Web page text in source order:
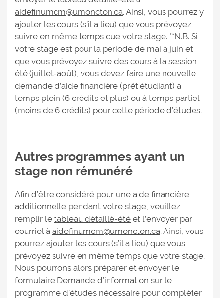
aidefinumcm@umoncton.ca. Ainsi, vous pourrez y
ajouter les cours (s’il a lieu) que vous prévoyez
suivre en même temps que votre stage. **N.B. Si
votre stage est pour la période de mai à juin et
que vous prévoyez suivre des cours à la session
été (juillet-août), vous devez faire une nouvelle
demande d’aide financière (prêt étudiant) à
temps plein (6 crédits et plus) ou à temps partiel
(moins de 6 crédits) pour cette période d’études.
Autres programmes ayant un
stage non rémunéré
Afin d’être considéré pour une aide financière
additionnelle pendant votre stage, veuillez
remplir le tableau détaillé-été et l’envoyer par
courriel à aidefinumcm@umoncton.ca. Ainsi, vous
pourrez ajouter les cours (s’il a lieu) que vous
prévoyez suivre en même temps que votre stage.
Nous pourrons alors préparer et envoyer le
formulaire Demande d’information sur le
programme d’études nécessaire pour compléter